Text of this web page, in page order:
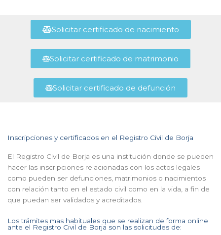
Solicitar certificado de nacimiento
Solicitar certificado de matrimonio
Solicitar certificado de defunción
Inscripciones y certificados en el Registro Civil de Borja
El Registro Civil de Borja es una institución donde se pueden
hacer las inscripciones relacionadas con los actos legales
como pueden ser defunciones, matrimonios o nacimientos
con relación tanto en el estado civil como en la vida, a fin de
que puedan ser validados y acreditados.
Los trámites mas habituales que se realizan de forma online
ante el Registro Civil de Borja son las solicitudes de: